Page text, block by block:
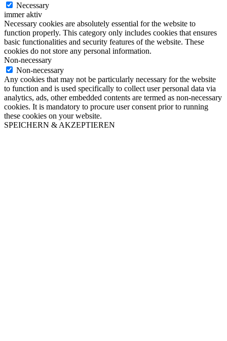
Necessary
immer aktiv
Necessary cookies are absolutely essential for the website to
function properly. This category only includes cookies that ensures
basic functionalities and security features of the website. These
cookies do not store any personal information.
Non-necessary
Non-necessary
Any cookies that may not be particularly necessary for the website
to function and is used specifically to collect user personal data via
analytics, ads, other embedded contents are termed as non-necessary
cookies. It is mandatory to procure user consent prior to running
these cookies on your website.
SPEICHERN & AKZEPTIEREN